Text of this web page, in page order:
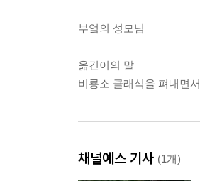
부엌의 성모님
옮긴이의 말
비룡소 클래식을 펴내면서
채널예스 기사 (1개)